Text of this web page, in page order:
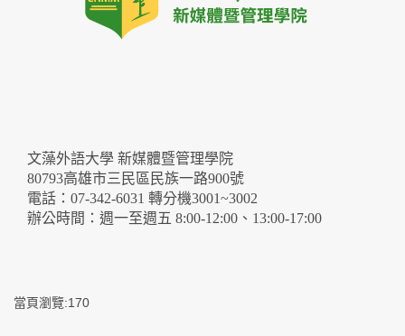
文藻外語大學 新媒體暨管理學院
80793高雄市三民區民族一路900號
電話：07-342-6031 轉分機3001~3002
辦公時間：週一至週五 8:00-12:00、13:00-17:00
當頁瀏覽:170